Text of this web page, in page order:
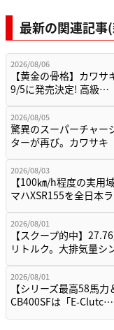
最新の関連記
2026/08/06
【黄金の骨格】カワ
9/5に発売決定! 高級…
2026/08/05
驚異のスーパーチャー
ターが再び。カワサキ
2026/08/03
【100㎞/h程度の実用
マハXSR155を全日本
2026/08/01
【スクープ的中】
リトルク。大排気量シ
2026/08/01
【シリーズ最高58馬
CB400SFは「E-Clutc…